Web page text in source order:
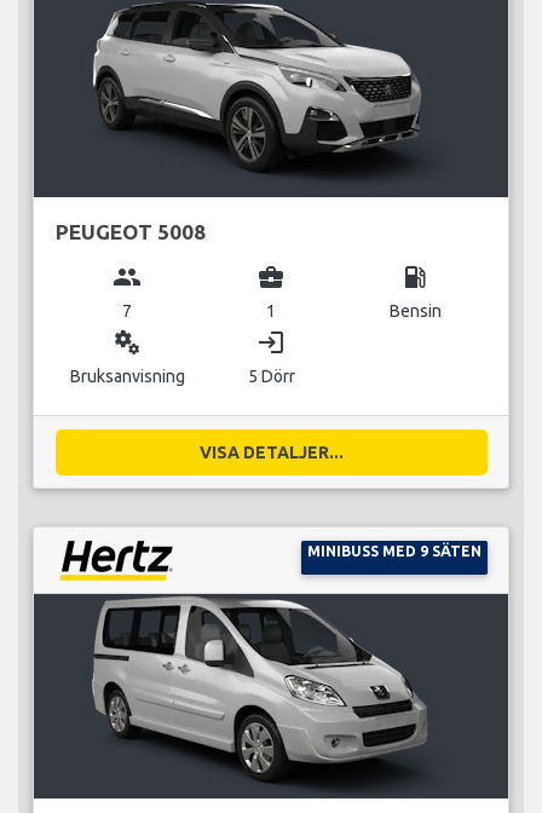
PEUGEOT 5008
group
7
business_center
1
local_gas_station
Bensin
miscellaneous_services
Bruksanvisning
login
5 Dörr
VISA DETALJER...
MINIBUSS MED 9 SÄTEN